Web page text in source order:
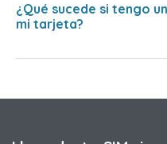
¿Qué sucede si tengo
mi tarjeta?